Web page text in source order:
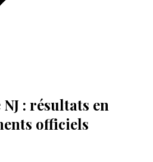
: résultats en
officiels